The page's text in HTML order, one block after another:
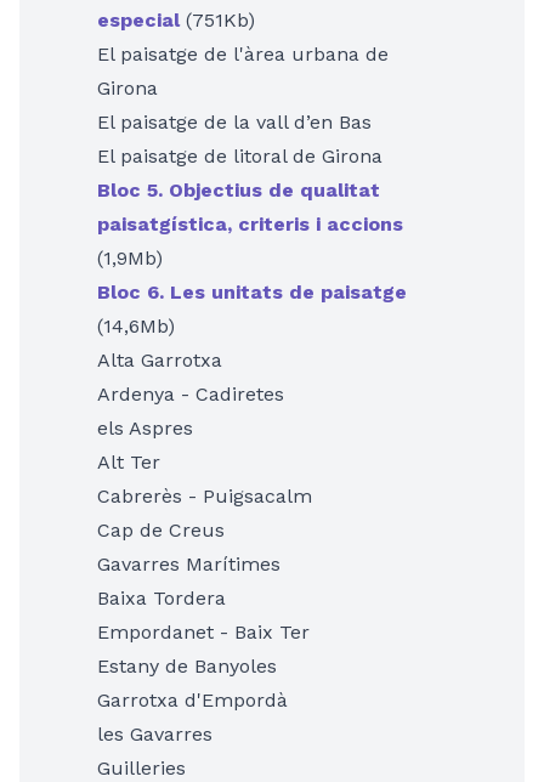
especial(751Kb)
El paisatge de l'àrea urbana de
Girona
El paisatge de la vall d’en Bas
El paisatge de litoral de Girona
Bloc 5. Objectius de qualitat
paisatgística, criteris i accions
(1,9Mb)
Bloc 6. Les unitats de paisatge
(14,6Mb)
Alta Garrotxa
Ardenya - Cadiretes
els Aspres
Alt Ter
Cabrerès - Puigsacalm
Cap de Creus
Gavarres Marítimes
Baixa Tordera
Empordanet - Baix Ter
Estany de Banyoles
Garrotxa d'Empordà
les Gavarres
Guilleries